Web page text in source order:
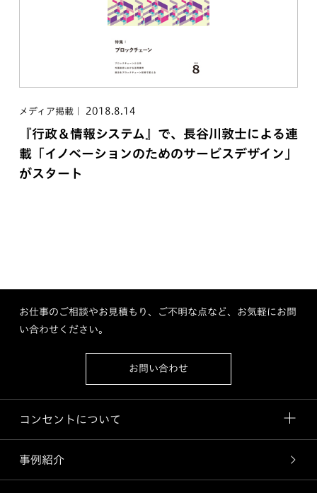
メディア掲載 2018.8.14
『行政＆情報システム』で、長谷川敦士による連
載「イノベーションのためのサービスデザイン」
がスタート
お仕事のご相談やお見積もり、ご不明な点など、お気軽にお問
い合わせください。
お問い合わせ
コンセントについて
事例紹介